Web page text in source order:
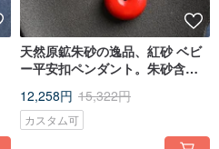
天然原鉱朱砂の逸品、紅砂 ベビ
ー平安扣ペンダント。朱砂含有
12,258円 15,322円
カスタム可